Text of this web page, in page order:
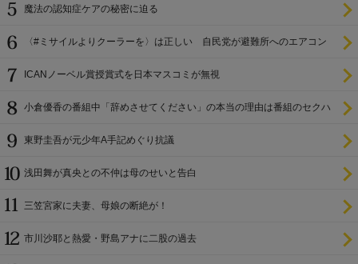
魔法の認知症ケアの秘密に迫る
〈#ミサイルよりクーラーを〉は正しい 自民党が避難所へのエアコン
ICANノーベル賞授賞式を日本マスコミが無視
小倉優香の番組中「辞めさせてください」の本当の理由は番組のセクハ
東野圭吾が元少年A手記めぐり抗議
浅田舞が真央との不仲は母のせいと告白
三笠宮家に夫妻、母娘の断絶が！
市川沙耶と熱愛・野島アナに二股の過去